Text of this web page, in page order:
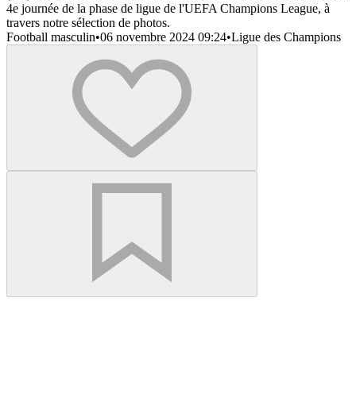
4e journée de la phase de ligue de l'UEFA Champions League, à
travers notre sélection de photos.
Football masculin•06 novembre 2024 09:24•Ligue des Champions